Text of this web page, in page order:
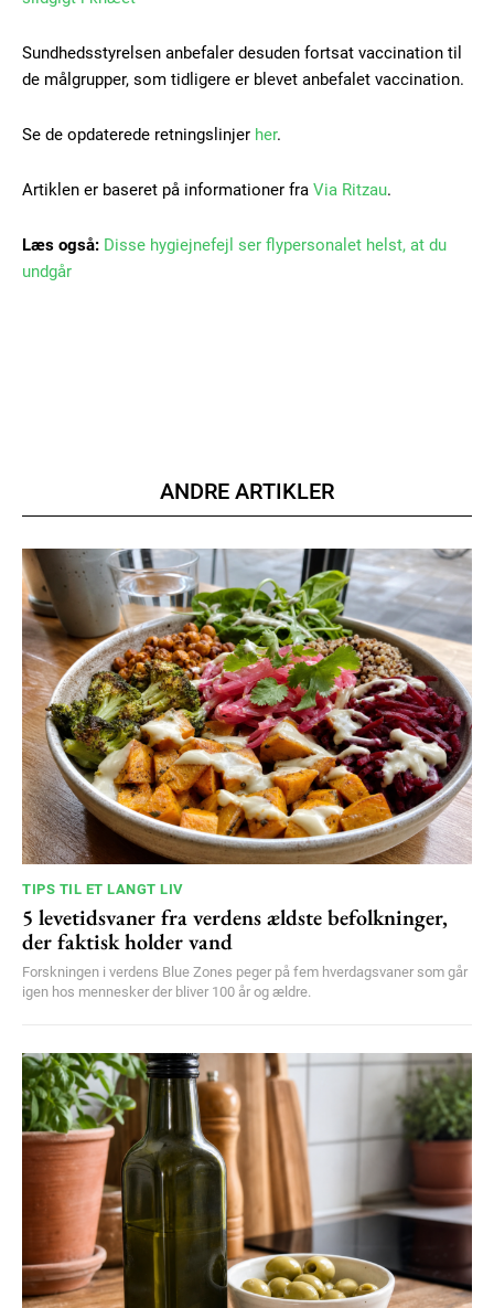
Member full access
YEARLY PRICING MONTHLY PRICING
Sundhedsstyrelsen anbefaler desuden fortsat vaccination til
de målgrupper, som tidligere er blevet anbefalet vaccination.
Se de opdaterede retningslinjer her.
Artiklen er baseret på informationer fra Via Ritzau.
Læs også: Disse hygiejnefejl ser flypersonalet helst, at du
undgår
ANDRE ARTIKLER
TIPS TIL ET LANGT LIV
5 levetidsvaner fra verdens ældste befolkninger,
der faktisk holder vand
Forskningen i verdens Blue Zones peger på fem hverdagsvaner som går
igen hos mennesker der bliver 100 år og ældre.